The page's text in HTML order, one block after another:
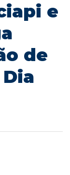
e
de